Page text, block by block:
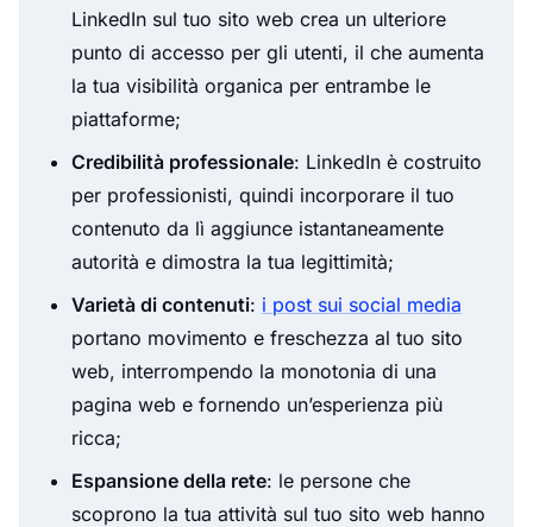
LinkedIn sul tuo sito web crea un ulteriore
punto di accesso per gli utenti, il che aumenta
la tua visibilità organica per entrambe le
piattaforme;
Credibilità professionale: LinkedIn è costruito
per professionisti, quindi incorporare il tuo
contenuto da lì aggiunce istantaneamente
autorità e dimostra la tua legittimità;
Varietà di contenuti: i post sui social media
portano movimento e freschezza al tuo sito
web, interrompendo la monotonia di una
pagina web e fornendo un’esperienza più
ricca;
Espansione della rete: le persone che
scoprono la tua attività sul tuo sito web hanno